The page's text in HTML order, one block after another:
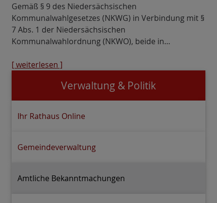
Gemäß § 9 des Niedersächsischen
Kommunalwahlgesetzes (NKWG) in Verbindung mit §
7 Abs. 1 der Niedersächsischen
Kommunalwahlordnung (NKWO), beide in…
[ weiterlesen ]
Verwaltung & Politik
Ihr Rathaus Online
Gemeindeverwaltung
Amtliche Bekanntmachungen